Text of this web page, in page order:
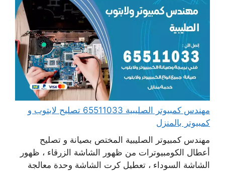
مهندس كمبيوتر الصليبية 65511033 تصليح لابتوب و
كمبيوتر بالمنزل
مهندس كمبيوتر الصليبية المختص بصيانة و تصليح
أعطال الكومبيوترات من ظهور الشاشة الزرقاء ، ظهور
الشاشة السوداء ، تعطيل كرت الشاشة وحدة معالجة